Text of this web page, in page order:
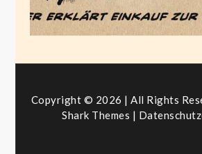
Copyright © 2026 | All Rights
Shark Themes |